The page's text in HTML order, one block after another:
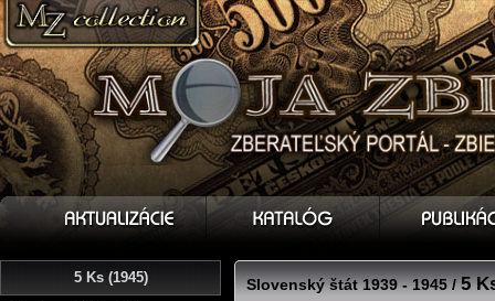
5 Ks (1945) Slovenský štát 1939 - 1945 /5